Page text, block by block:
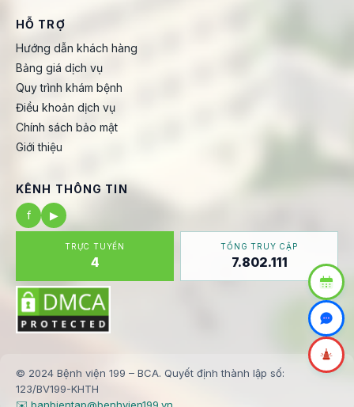
HỖ TRỢ
Hướng dẫn khách hàng
Bảng giá dịch vụ
Quy trình khám bệnh
Điều khoản dịch vụ
Chính sách bảo mật
Giới thiệu
KÊNH THÔNG TIN
f
▶
TRỰC TUYẾN
4
TỔNG TRUY CẬP
7.802.111
© 2024 Bệnh viện 199 – BCA. Quyết định thành lập số:
123/BV199-KHTH